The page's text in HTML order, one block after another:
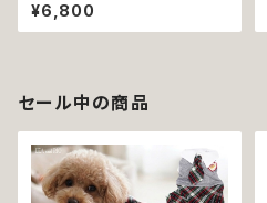
犬リード ビーズ チェーン ハート
りぼん クリア パステル パール風
品交換不可
¥6,800
セール中の商品